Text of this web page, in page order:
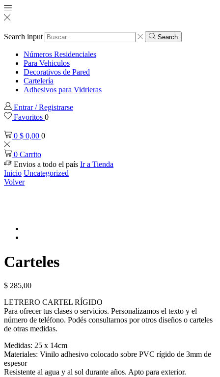
Search input Search
Números Residenciales
Para Vehiculos
Decorativos de Pared
Cartelería
Adhesivos para Vidrieras
Entrar / Registrarse
Favoritos 0
0 $ 0,00 0
0 Carrito
Envios a todo el país Ir a Tienda
Inicio Uncategorized
Volver
Carteles
$ 285,00
LETRERO CARTEL RÍGIDO
Para ofrecer tus clases o servicios. Personalizamos el texto y el
número de teléfono. Podés consultarnos por otros diseños o carteles
de otras medidas.
Medidas: 25 x 14cm
Materiales: Vinilo adhesivo colocado sobre PVC rígido de 3mm de
espesor
Resistente al agua y al sol durante años. Apto para exterior.